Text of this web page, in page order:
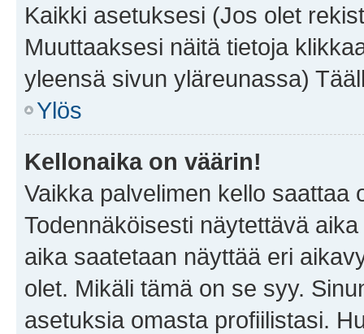
Kaikki asetuksesi (Jos olet
Muuttaaksesi näitä tietoja
yleensä sivun yläreunassa)
Ylös
Kellonaika on väärin!
Vaikka palvelimen kello saattaa
Todennäköisesti näytettävä
aika saatetaan näyttää eri
olet. Mikäli tämä on se syy.
asetuksia omasta profiilistasi.